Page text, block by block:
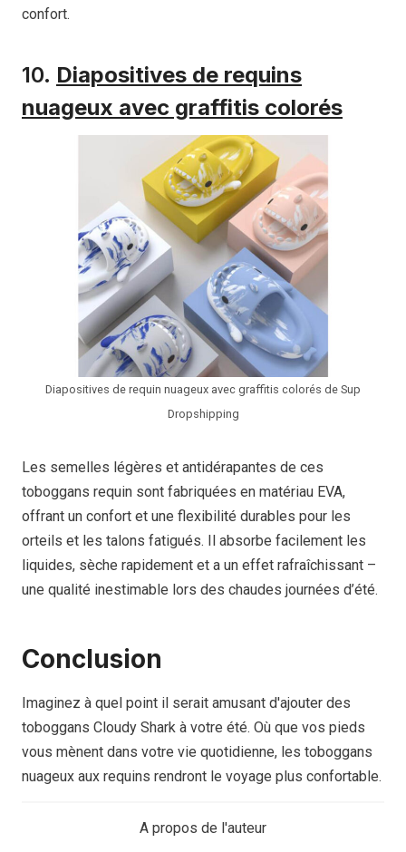
confort.
10. Diapositives de requins
nuageux avec graffitis colorés
Diapositives de requin nuageux avec graffitis colorés de Sup
Dropshipping
Les semelles légères et antidérapantes de ces
toboggans requin sont fabriquées en matériau EVA,
offrant un confort et une flexibilité durables pour les
orteils et les talons fatigués. Il absorbe facilement les
liquides, sèche rapidement et a un effet rafraîchissant –
une qualité inestimable lors des chaudes journées d’été.
Conclusion
Imaginez à quel point il serait amusant d'ajouter des
toboggans Cloudy Shark à votre été. Où que vos pieds
vous mènent dans votre vie quotidienne, les toboggans
nuageux aux requins rendront le voyage plus confortable.
A propos de l'auteur